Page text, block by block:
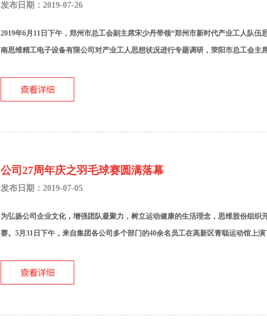
发布日期：2019-07-26
2019年6月11日下午，郑州市总工会副主席宋少丹带领“郑州市新时代产业工人队伍
南思维精工电子设备有限公司对产业工人思想状况进行专题调研，荥阳市总工会主
公司27周年庆之羽毛球赛圆满落幕
发布日期：2019-07-05
为弘扬公司企业文化，增强团队凝聚力，树立运动健康的生活理念，思维股份组织
赛。5月31日下午，来自集团各公司多个部门的40余名员工在高新区青聪运动馆上